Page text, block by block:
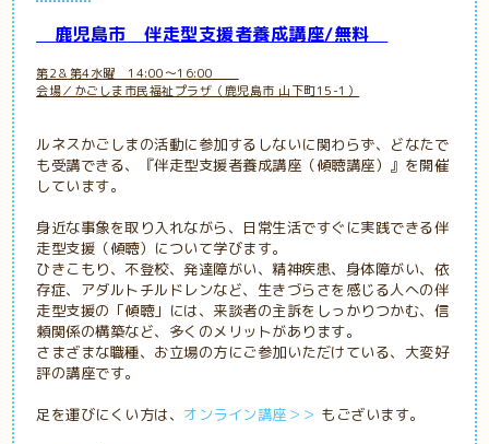
鹿児島市伴走型支援者養成講座/無料
第2＆第4水曜 14:00～16:00
会場／かごしま市民福祉プラザ（鹿児島市 山下町15-1）
ルネスかごしまの活動に参加するしないに関わらず、どなたで
も受講できる、『伴走型支援者養成講座（傾聴講座）』を開催
しています。
身近な事象を取り入れながら、日常生活ですぐに実践できる伴
走型支援（傾聴）について学びます。
ひきこもり、不登校、発達障がい、精神疾患、身体障がい、依
存症、アダルトチルドレンなど、生きづらさを感じる人への伴
走型支援の「傾聴」には、来談者の主訴をしっかりつかむ、信
頼関係の構築など、多くのメリットがあります。
さまざまな職種、お立場の方にご参加いただけている、大変好
評の講座です。
足を運びにくい方は、 オンライン講座＞＞ もございます。